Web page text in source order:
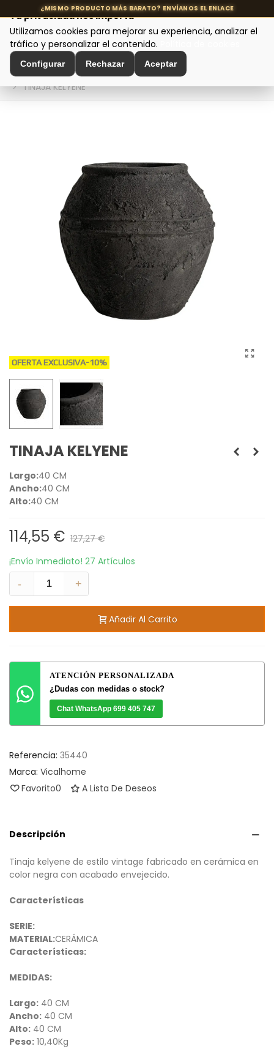
MENÚ
Inicio > Decoración de Interiores > Ánforas y Maceteros
> TINAJA KELYENE
OFERTA EXCLUSIVA-10%
TINAJA KELYENE
Largo:40 CM
Ancho:40 CM
Alto:40 CM
114,55 € 127,27 €
¡Envío Inmediato! 27 Artículos
-
+
Añadir Al Carrito
ATENCIÓN PERSONALIZADA
¿Dudas con medidas o stock?
Chat WhatsApp 699 405 747
Referencia: 35440
Marca: Vicalhome
Favorito0 A Lista De Deseos
Descripción
Tinaja kelyene de estilo vintage fabricado en cerámica en
color negra con acabado envejecido.
Características
SERIE:
MATERIAL:CERÁMICA
Características:
MEDIDAS:
Largo: 40 CM
Ancho: 40 CM
Alto: 40 CM
Peso: 10,40Kg
Tu privacidad nos importa
Utilizamos cookies para mejorar su experiencia, analizar el
tráfico y personalizar el contenido.
Configurar Rechazar Aceptar